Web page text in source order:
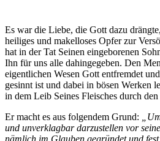
Es war die Liebe, die Gott dazu
heiliges und makelloses Opfer zur
hat in der Tat Seinen eingeborenen
Ihn für uns alle dahingegeben. Den
eigentlichen Wesen Gott entfremdet
gesinnt ist und dabei in bösen Werken
in dem Leib Seines Fleisches durch
Er macht es aus folgendem Grund:
und unverklagbar darzustellen vor
nämlich im Glauben gegründet und